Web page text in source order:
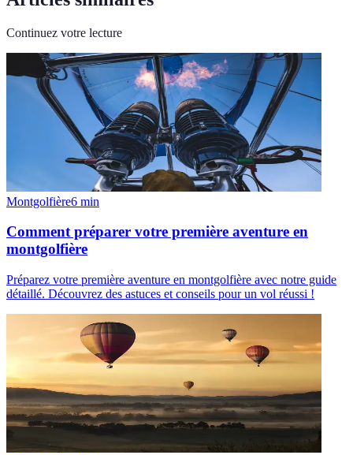
Continuez votre lecture
Montgolfière6 min
Comment préparer votre première aventure en
montgolfière
Préparez votre première aventure en montgolfière avec notre guide
détaillé. Découvrez des astuces et conseils pour un vol réussi !